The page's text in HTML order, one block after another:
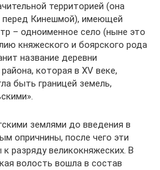
территорией (она
перед Кинешмой), имеющей
– одноименное село (ныне это
княжеского и боярского рода
название деревни
которая в XV веке,
быть границей земель,
землями до введения в
опричнины, после чего эти
разряду великокняжеских. В
волость вошла в состав